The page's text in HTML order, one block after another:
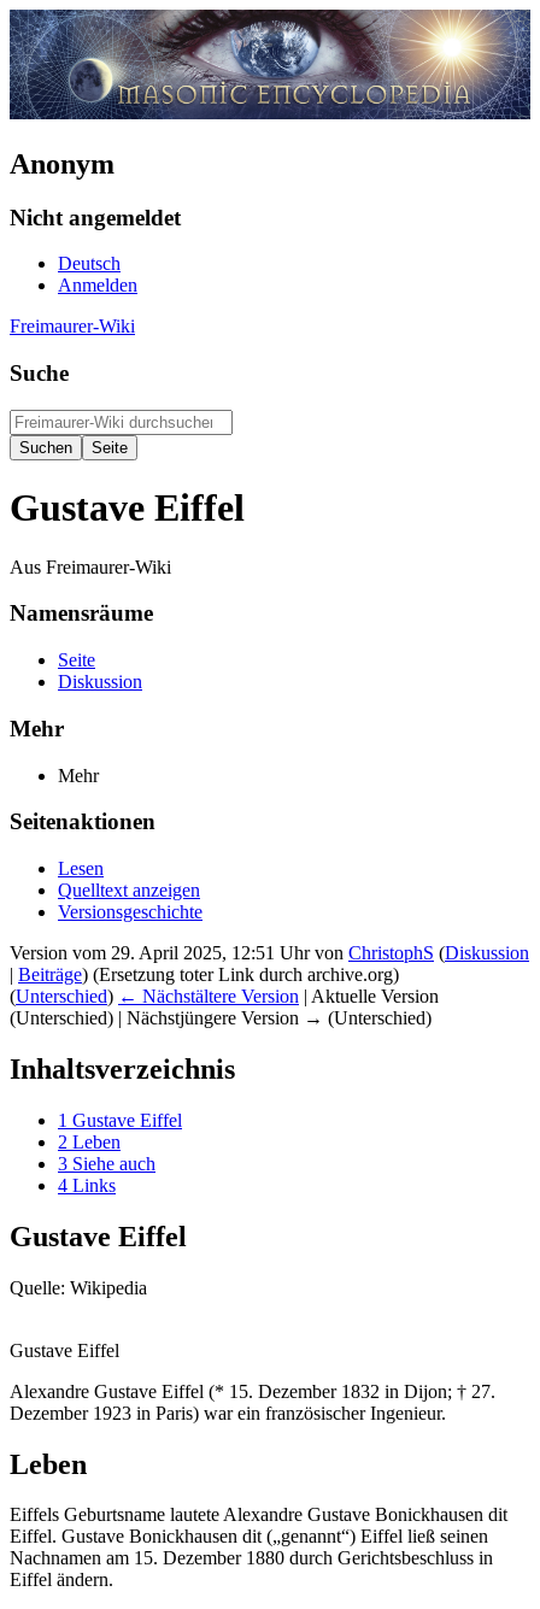
Anonym
Nicht angemeldet
Deutsch
Anmelden
Freimaurer-Wiki
Suche
Gustave Eiffel
Aus Freimaurer-Wiki
Namensräume
Seite
Diskussion
Mehr
Mehr
Seitenaktionen
Lesen
Quelltext anzeigen
Versionsgeschichte
Version vom 29. April 2025, 12:51 Uhr von ChristophS (Diskussion
| Beiträge) (Ersetzung toter Link durch archive.org)
(Unterschied) ← Nächstältere Version | Aktuelle Version
(Unterschied) | Nächstjüngere Version → (Unterschied)
Inhaltsverzeichnis
1 Gustave Eiffel
2 Leben
3 Siehe auch
4 Links
Gustave Eiffel
Quelle: Wikipedia
Gustave Eiffel
Alexandre Gustave Eiffel (* 15. Dezember 1832 in Dijon; † 27.
Dezember 1923 in Paris) war ein französischer Ingenieur.
Leben
Eiffels Geburtsname lautete Alexandre Gustave Bonickhausen dit
Eiffel. Gustave Bonickhausen dit („genannt“) Eiffel ließ seinen
Nachnamen am 15. Dezember 1880 durch Gerichtsbeschluss in
Eiffel ändern.